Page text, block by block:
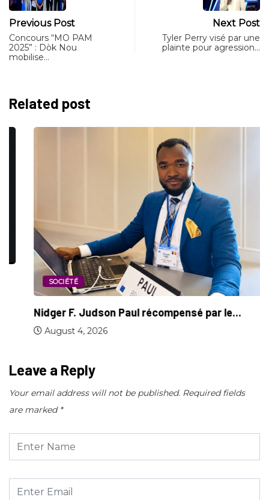
Previous Post
Concours “MO PAM
2025” : Dòk Nou
mobilise…
Next Post
Tyler Perry visé par une
plainte pour agression…
Related post
SOCIÉTÉ
Nidger F. Judson Paul récompensé par le...
August 4, 2026
Leave a Reply
Your email address will not be published. Required fields
are marked *